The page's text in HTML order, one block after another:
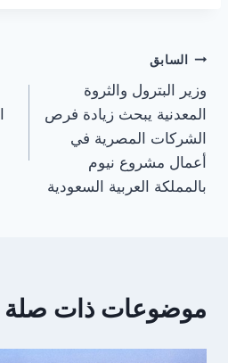
تصفّح
المقالات
السابق
وزير البترول والثروة
المعدنية يبحث زيادة فرص
الشركات المصرية في
أعمال مشروع نيوم
بالمملكة العربية السعودية
موضوعات ذات صلة